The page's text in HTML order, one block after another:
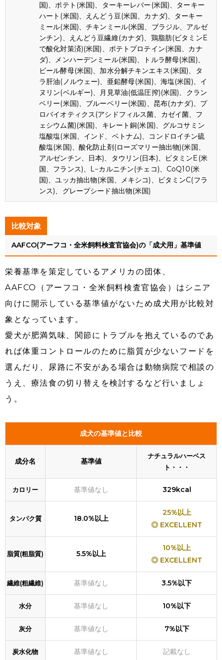
国)、ポテト(米国)、ターキーレバー(米国)、ターキー
ハート(米国)、えんどう豆(米国、カナダ)、ターキー
ミール(米国)、チキンミール(米国、ブラジル、アルゼ
ンチン)、えんどう豆繊維(カナダ)、鶏脂肪(ビタミンE
で酸化対策済)(米国)、ポテトプロテイン(米国、カナ
ダ)、メンハーデンミール(米国)、トルラ酵母(米国)、
ビール酵母(米国)、加水分解チキンエキス(米国)、タ
ラ肝油(ノルウェー)、亜鉛酵母(米国)、海塩(米国)、イ
ヌリン(ベルギー)、月見草油(低温圧搾)(米国)、クラン
ベリー(米国)、ブルーベリー(米国)、昆布(カナダ)、プ
ロバイオティクス(アシドフィルス菌、カゼイ菌、フ
ェシウム菌)(米国)、キレート銅(米国)、グルコサミン
塩酸塩(米国、インド、ベトナム)、コンドロイチン硫
酸塩(米国)、酸化防止剤(ローズマリー抽出物)(米国、
アルゼンチン、日本)、タウリン(日本)、ビタミンE(米
国、フランス)、L−カルニチン(チェコ)、CoQ10(米
国)、ユッカ抽出物(米国、メキシコ)、ビタミンC(フラ
ンス)、グレープシード抽出物(米国)
比較対象
AAFCO(アーフコ・全米飼料検査官協会)の「成犬用」基準値
栄養基準を策定しているアメリカの団体、
AAFCO（アーフコ・全米飼料検査官協会）はシニア
向けに開示している基準値がないため成犬用が比較対
象となっています。
愛犬が肥満気味、関節にトラブルを抱えているのであ
れば体重コントロールのために脂質が少ないフードを
選んだり、尿路に不安がある場合は動物病院で相談の
うえ、療法食の切り替えを検討するなど行いましょ
う。
成犬の基準値と比較
成分名 基準値
ナチュラルハーベス
ト・・・
カロリー 基準値なし 329kcal
タンパク質 18.0%以上
25%以上
◎ EXCELLENT
脂質(粗脂質) 5.5%以上
10%以上
◎ EXCELLENT
繊維(粗繊維) 基準値なし 3.5%以下
水分 基準値なし 10%以下
灰分 基準値なし 7%以下
炭水化物 基準値なし 記載なし